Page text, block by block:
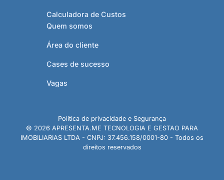
Calculadora de Custos
Quem somos
Área do cliente
Cases de sucesso
Vagas
© 2026 APRESENTA.ME TECNOLOGIA E GESTAO PARA
IMOBILIARIAS LTDA - CNPJ: 37.456.158/0001-80 - Todos os
direitos reservados
Política de privacidade e Segurança